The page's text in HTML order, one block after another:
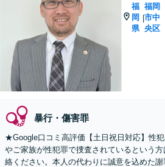
福
岡
県
|
福岡
市中
央区
暴行・傷害罪
★Google口コミ高評価【土日祝日対応】性
やご家族が性犯罪で捜査されているという
絡ください。本人の代わりに誠意を込めた